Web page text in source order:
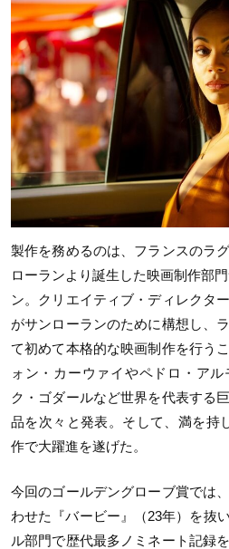
製作を務めるのは、フランスのラ
ローランより誕生した映画制作部
ン。クリエイティブ・ディレクタ
がサンローランのために構想し、
て初めて本格的な映画制作を行う
ォン・カーウァイやペドロ・ア
ク・ゴダールなど世界を代表する
品を次々と発表。そして、満を持
作で大躍進を遂げた。
今回のゴールデングローブ賞では
わせた『バービー』（23年）を抜
ル部門で歴代最多ノミネート記録